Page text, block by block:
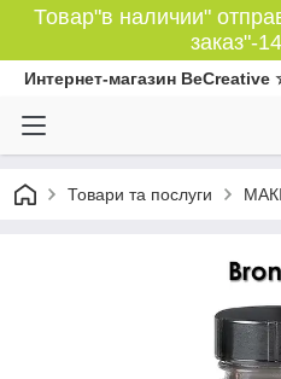
Товар"в наличии"
заказ"-
Интернет-магазин
Товари та послуги